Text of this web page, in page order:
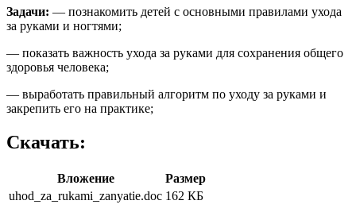
Задачи: — познакомить детей с основными правилами ухода
за руками и ногтями;
— показать важность ухода за руками для сохранения общего
здоровья человека;
— выработать правильный алгоритм по уходу за руками и
закрепить его на практике;
Скачать:
Вложение
Размер
uhod_za_rukami_zanyatie.doc 162 КБ